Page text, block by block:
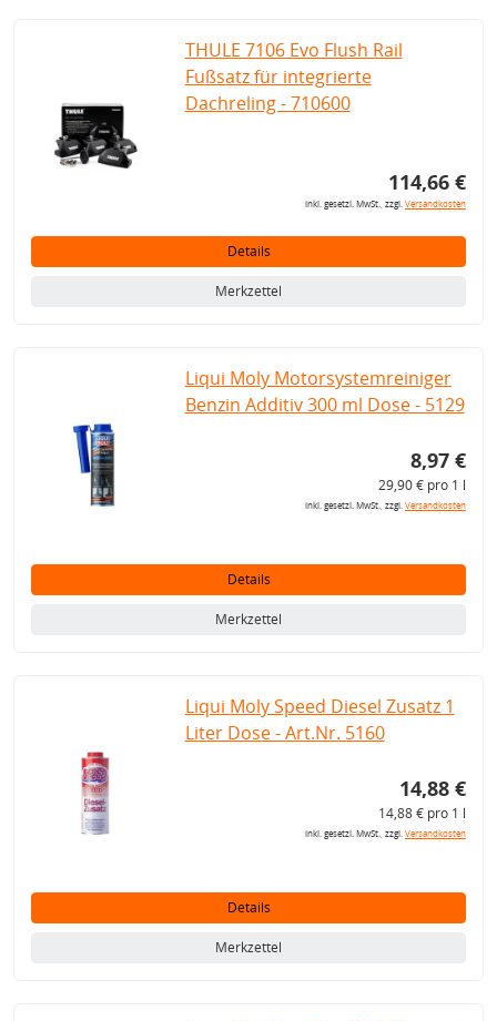
THULE 7106 Evo Flush Rail
Fußsatz für integrierte
Dachreling - 710600
114,66 €
inkl. gesetzl. MwSt., zzgl.Versandkosten
Details
Merkzettel
Liqui Moly Motorsystemreiniger
Benzin Additiv 300 ml Dose - 5129
8,97 €
29,90 € pro 1 l
inkl. gesetzl. MwSt., zzgl.Versandkosten
Details
Merkzettel
Liqui Moly Speed Diesel Zusatz 1
Liter Dose - Art.Nr. 5160
14,88 €
14,88 € pro 1 l
inkl. gesetzl. MwSt., zzgl.Versandkosten
Details
Merkzettel